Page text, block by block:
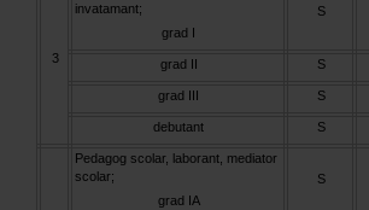
3
invatamant;
grad I
S
grad II S
grad III S
debutant S
Pedagog scolar, laborant, mediator
scolar;
grad IA
S